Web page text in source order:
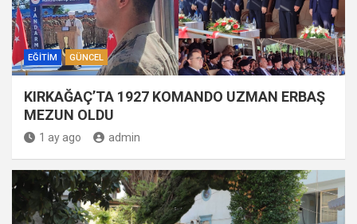
EĞITIM GÜNCEL
KIRKAĞAÇ’TA 1927 KOMANDO UZMAN ERBAŞ
MEZUN OLDU
1 ay ago admin